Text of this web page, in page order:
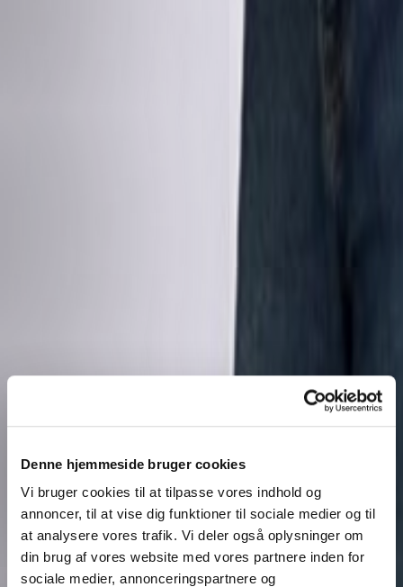
Denne hjemmeside bruger cookies
Vi bruger cookies til at tilpasse vores indhold og
annoncer, til at vise dig funktioner til sociale medier og til
at analysere vores trafik. Vi deler også oplysninger om
din brug af vores website med vores partnere inden for
sociale medier, annonceringspartnere og